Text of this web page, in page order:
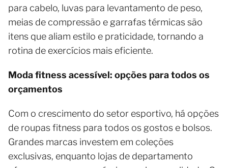
para cabelo, luvas para levantamento de peso,
meias de compressão e garrafas térmicas são
itens que aliam estilo e praticidade, tornando a
rotina de exercícios mais eficiente.
Moda fitness acessível: opções para todos os
orçamentos
Com o crescimento do setor esportivo, há opções
de roupas fitness para todos os gostos e bolsos.
Grandes marcas investem em coleções
exclusivas, enquanto lojas de departamento